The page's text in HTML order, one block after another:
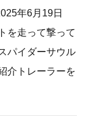
年6月19日
を走って撃って
パイダーサウル
介トレーラーを